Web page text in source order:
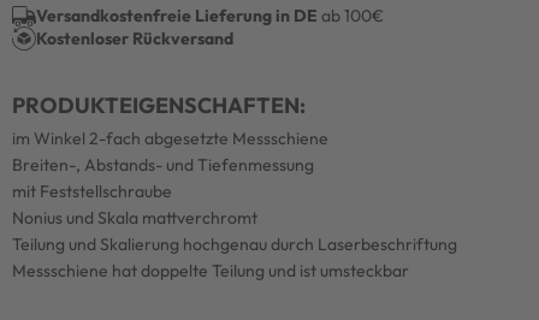
Versandkostenfreie Lieferung in DE ab 100€
Kostenloser Rückversand
PRODUKTEIGENSCHAFTEN:
im Winkel 2-fach abgesetzte Messschiene
Breiten-, Abstands- und Tiefenmessung
mit Feststellschraube
Nonius und Skala mattverchromt
Teilung und Skalierung hochgenau durch Laserbeschriftung
Messschiene hat doppelte Teilung und ist umsteckbar